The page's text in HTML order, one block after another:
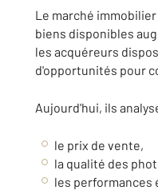
Le marché
biens disponibles
les acquéreurs
d'opportunités pour
Aujourd'hui, ils
le prix de vente,
la qualité des
les performances